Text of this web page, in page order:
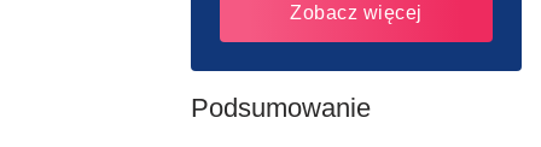
Zobacz więcej
Podsumowanie